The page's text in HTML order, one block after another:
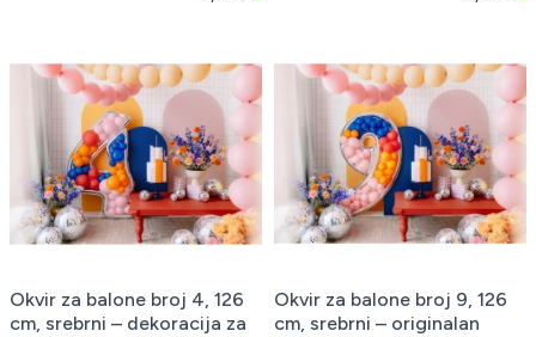
Okvir za balone broj 4, 126
cm, srebrni – dekoracija za
Okvir za balone broj 9, 126
cm, srebrni – originalan